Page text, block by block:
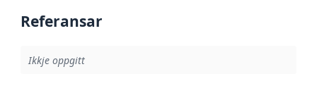
Referansar
Ikkje oppgitt